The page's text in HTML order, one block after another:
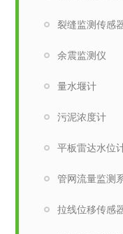
裂缝监测传感
余震监测仪
量水堰计
污泥浓度计
平板雷达水位
管网流量监测
拉线位移传感